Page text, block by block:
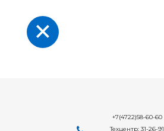
+7(4722)58-60-60
Техцентр: 31-26-91